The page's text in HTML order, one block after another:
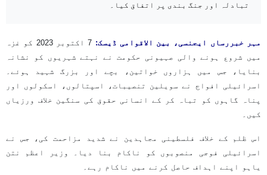
تبادلہ اور جنگ بندی پر اتفاق کیا۔
مہر خبررساں ایجنسی، بین الاقوامی ڈیسک:
7 اکتوبر 2023 کو غزہ
میں شروع ہونے والی صہیونی حکومت نے نہتے شہریوں کو نشانہ
بنایا، جس میں ہزاروں خواتین، بچے اور بزرگ شہید ہوئے۔
اسرائیلی افواج نے سویلین تنصیبات، اسپتالوں، اسکولوں اور
پناہ گاہوں کو تباہ کر کے انسانی حقوق کی سنگین خلاف ورزیاں
کیں۔
اس ظلم کے خلاف فلسطینی مجاہدین نے شدید مزاحمت کی، جس نے
اسرائیلی فوجی منصوبوں کو ناکام بنا دیا۔ وزیر اعظم نتن
یاہو اپنے اہداف حاصل کرنے میں ناکام رہے۔